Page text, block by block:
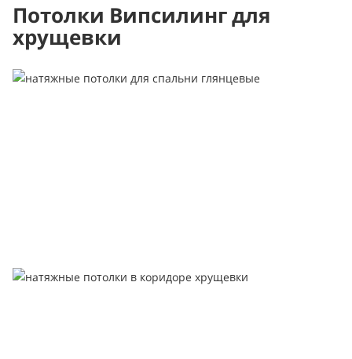
Потолки Випсилинг для
хрущевки